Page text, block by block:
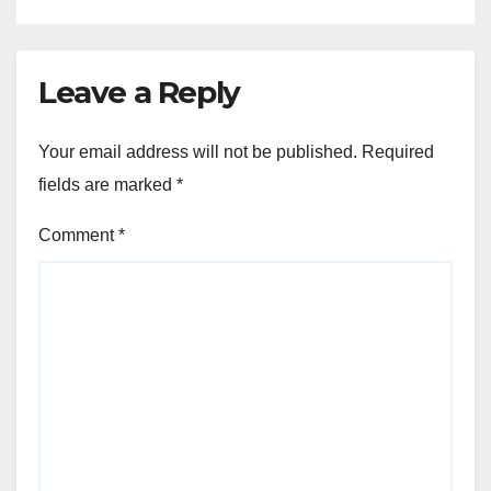
Leave a Reply
Your email address will not be published. Required
fields are marked *
Comment*